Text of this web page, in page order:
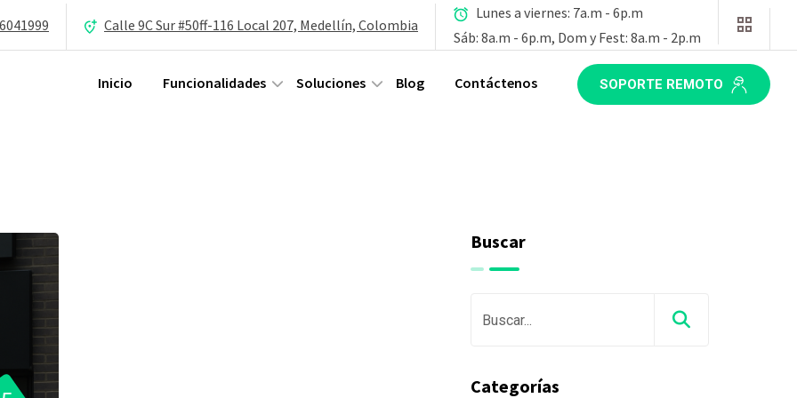
Calle 9C Sur #50ff-116 Local 207, Medellín, Colombia
Lunes a viernes: 7a.m - 6p.m
Sáb: 8a.m - 6p.m, Dom y Fest: 8a.m - 2p.m
Inicio Funcionalidades Soluciones Blog Contáctenos SOPORTE REMOTO
Buscar
Categorías